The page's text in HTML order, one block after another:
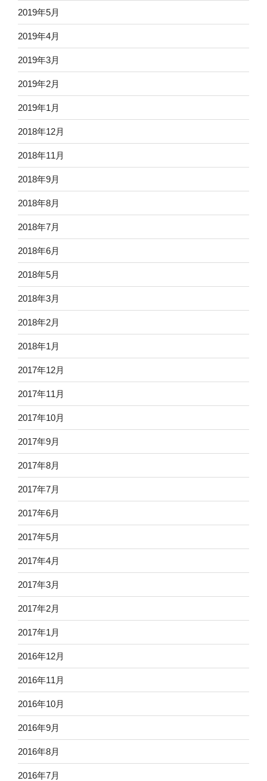
2019年5月
2019年4月
2019年3月
2019年2月
2019年1月
2018年12月
2018年11月
2018年9月
2018年8月
2018年7月
2018年6月
2018年5月
2018年3月
2018年2月
2018年1月
2017年12月
2017年11月
2017年10月
2017年9月
2017年8月
2017年7月
2017年6月
2017年5月
2017年4月
2017年3月
2017年2月
2017年1月
2016年12月
2016年11月
2016年10月
2016年9月
2016年8月
2016年7月